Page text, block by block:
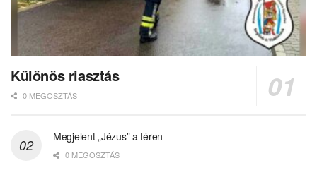
Különös riasztás
0 MEGOSZTÁS
Megjelent „Jézus” a téren
0 MEGOSZTÁS